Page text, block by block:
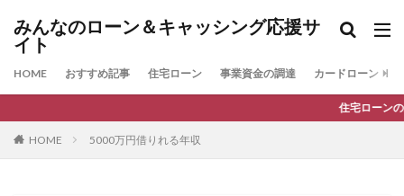
みんなのローン＆キャッシング応援サ
イト
HOME おすすめ記事 住宅ローン 事業資金の調達 カードローン
住宅ローンの最新人気ランキング
HOME 5000万円借りれる年収